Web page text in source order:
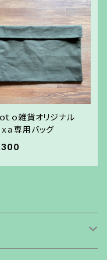
ｏｔｏ雑貨オリジナル
ｘａ専用バッグ